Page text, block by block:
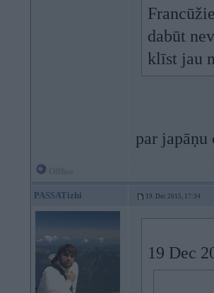
dabūt
klīst jau
par japāņu
PASSATizhi 19. Dec 2015, 17:34
19 Dec